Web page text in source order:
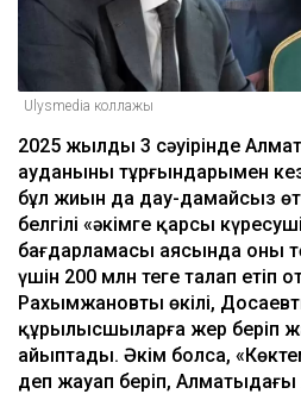
Ulysmedia коллажы
2025 жылдың 3 сәуірінде
ауданының тұрғындарымен
бұл жиын да дау-дамайсыз
белгілі «әкімге қарсы
бағдарламасы аясында оның
үшін 200 млн теңге талап етіп
Рахымжановтың өкілі,
құрылысшыларға жер беріп
айыптады. Әкім болса,
деп жауап беріп,